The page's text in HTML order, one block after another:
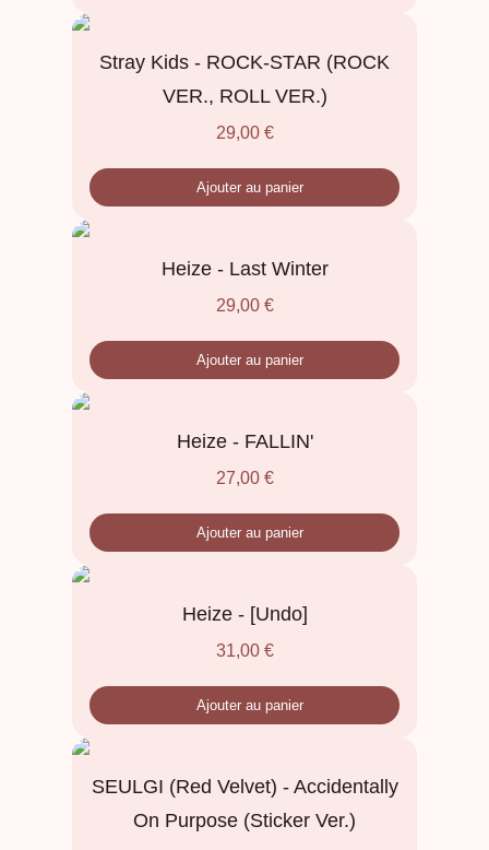
Stray Kids - ROCK-STAR (ROCK
VER., ROLL VER.)
29,00 €
Ajouter au panier
Heize - Last Winter
29,00 €
Ajouter au panier
Heize - FALLIN'
27,00 €
Ajouter au panier
Heize - [Undo]
31,00 €
Ajouter au panier
SEULGI (Red Velvet) - Accidentally
On Purpose (Sticker Ver.)